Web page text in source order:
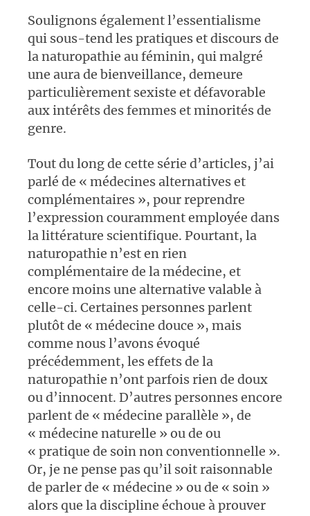
Soulignons également l’essentialisme
qui sous-tend les pratiques et discours de
la naturopathie au féminin, qui malgré
une aura de bienveillance, demeure
particulièrement sexiste et défavorable
aux intérêts des femmes et minorités de
genre.
Tout du long de cette série d’articles, j’ai
parlé de « médecines alternatives et
complémentaires », pour reprendre
l’expression couramment employée dans
la littérature scientifique. Pourtant, la
naturopathie n’est en rien
complémentaire de la médecine, et
encore moins une alternative valable à
celle-ci. Certaines personnes parlent
plutôt de « médecine douce », mais
comme nous l’avons évoqué
précédemment, les effets de la
naturopathie n’ont parfois rien de doux
ou d’innocent. D’autres personnes encore
parlent de « médecine parallèle », de
« médecine naturelle » ou de ou
« pratique de soin non conventionnelle ».
Or, je ne pense pas qu’il soit raisonnable
de parler de « médecine » ou de « soin »
alors que la discipline échoue à prouver